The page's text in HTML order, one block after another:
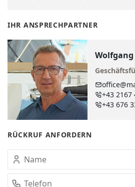
IHR ANSPRECHPARTNER
+43 2167
+43 676
RÜCKRUF ANFORDERN